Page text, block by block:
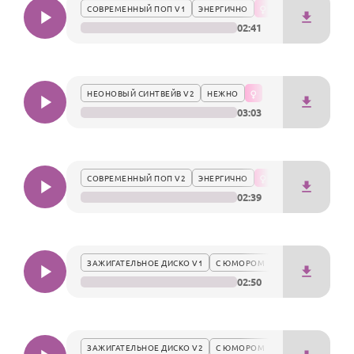
По годам
чувства в этот особенный день.
СОВРЕМЕННЫЙ ПОП V1 ЭНЕРГИЧНО
02:41
НЕОНОВЫЙ СИНТВЕЙВ V2 НЕЖНО
03:03
СОВРЕМЕННЫЙ ПОП V2 ЭНЕРГИЧНО
02:39
ЗАЖИГАТЕЛЬНОЕ ДИСКО V1 С ЮМОРОМ
02:50
ЗАЖИГАТЕЛЬНОЕ ДИСКО V2 С ЮМОРОМ